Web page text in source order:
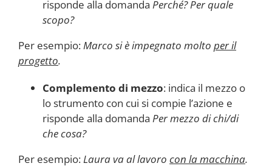
risponde alla domanda Perché? Per quale
scopo?
Per esempio:Marco si è impegnato molto per il
progetto.
Complemento di mezzo: indica il mezzo o
lo strumento con cui si compie l’azione e
risponde alla domanda Per mezzo di chi/di
che cosa?
Per esempio:Laura va al lavoro con la macchina.